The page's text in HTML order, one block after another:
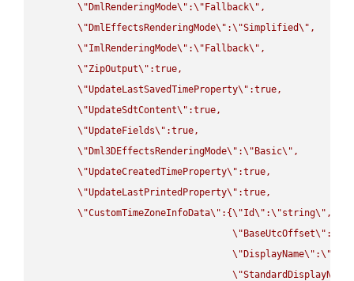
\" DmlRenderingMode\" :\" Fallback\" ,
\" DmlEffectsRenderingMode\" :\"Simplified\" ,
\"ImlRenderingMode\" :\" Fallback\" ,
\"ZipOutput\" :true,
\"UpdateLastSavedTimeProperty\" :true,
\"UpdateSdtContent\" :true,
\"UpdateFields\" :true,
\" Dml3DEffectsRenderingMode\" :\" Basic\" ,
\"UpdateCreatedTimeProperty\" :true,
\"UpdateLastPrintedProperty\" :true,
\"CustomTimeZoneInfoData\" :{\"Id\" :\"string\" ,
\" BaseUtcOffset\" :
\" DisplayName\" :\"
\"StandardDisplayName